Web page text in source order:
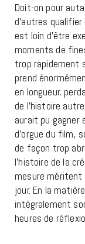
Doit-on pour
d’autres
est loin d’être
moments de
trop rapidement
prend
en longueur,
de l’histoire
aurait pu gagner
d’orgue du film,
de façon trop
l’histoire de la
mesure méritent
jour. En la
intégralement
heures de